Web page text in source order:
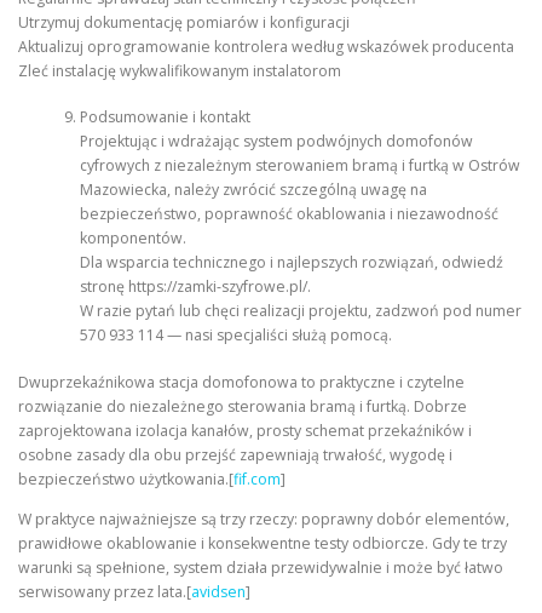
Utrzymuj dokumentację pomiarów i konfiguracji
Aktualizuj oprogramowanie kontrolera według wskazówek producenta
Zleć instalację wykwalifikowanym instalatorom
Podsumowanie i kontakt
Projektując i wdrażając system podwójnych domofonów
cyfrowych z niezależnym sterowaniem bramą i furtką w Ostrów
Mazowiecka, należy zwrócić szczególną uwagę na
bezpieczeństwo, poprawność okablowania i niezawodność
komponentów.
Dla wsparcia technicznego i najlepszych rozwiązań, odwiedź
stronę https://zamki-szyfrowe.pl/.
W razie pytań lub chęci realizacji projektu, zadzwoń pod numer
570 933 114 — nasi specjaliści służą pomocą.
Dwuprzekaźnikowa stacja domofonowa to praktyczne i czytelne
rozwiązanie do niezależnego sterowania bramą i furtką. Dobrze
zaprojektowana izolacja kanałów, prosty schemat przekaźników i
osobne zasady dla obu przejść zapewniają trwałość, wygodę i
bezpieczeństwo użytkowania.[fif.com]
W praktyce najważniejsze są trzy rzeczy: poprawny dobór elementów,
prawidłowe okablowanie i konsekwentne testy odbiorcze. Gdy te trzy
warunki są spełnione, system działa przewidywalnie i może być łatwo
serwisowany przez lata.[avidsen]